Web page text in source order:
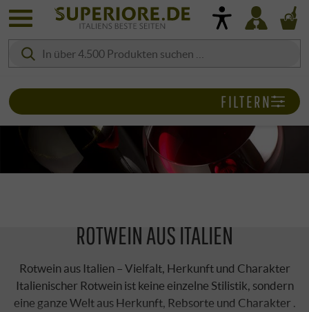
ROTWEIN AUS ITALIEN
Rotwein aus Italien – Vielfalt, Herkunft und Charakter
Italienischer Rotwein ist keine einzelne Stilistik, sondern
eine ganze Welt aus Herkunft, Rebsorte und Charakter .
FILTERN